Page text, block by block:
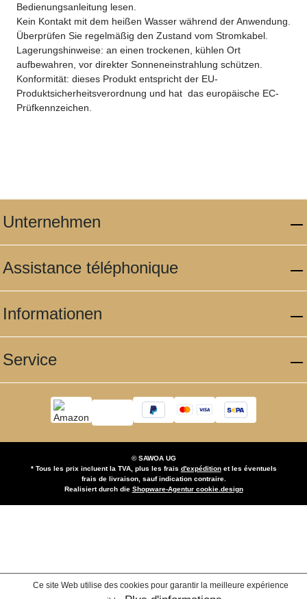
Bedienungsanleitung lesen.
Kein Kontakt mit dem heißen Wasser während der Anwendung.
Überprüfen Sie regelmäßig den Zustand vom Stromkabel.
Lagerungshinweise: an einen trockenen, kühlen Ort
aufbewahren, vor direkter Sonneneinstrahlung schützen.
Konformität: dieses Produkt entspricht der EU-
Produktsicherheitsverordnung und hat das europäische EC-
Prüfkennzeichen.
Unternehmen
Assistance téléphonique
Informationen
Service
© SAWOA UG
* Tous les prix incluent la TVA, plus les frais d'expéditionet les éventuels
frais de livraison, sauf indication contraire.
Realisiert durch die Shopware-Agentur cookie.design
Ce site Web utilise des cookies pour garantir la meilleure expérience